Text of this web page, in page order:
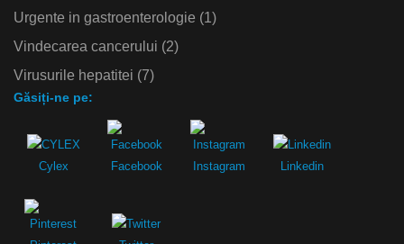
Urgente in gastroenterologie (1)
Vindecarea cancerului (2)
Virusurile hepatitei (7)
Găsiți-ne pe:
Cylex Facebook Instagram Linkedin